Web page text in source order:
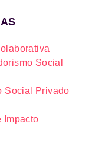
Social
Social Privado
Impacto